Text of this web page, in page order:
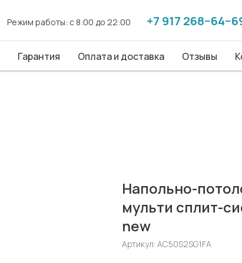
Режим работы: с 8:00 до 22:00 +7 917
Гарантия Оплата и доставка Отзывы
Режим работы: с 8:00 до 22:00 +7 917
Гарантия Оплата и доставка Отзывы
Напольно-
мульти сплит-
new
Артикул: AC50S2SG1FA